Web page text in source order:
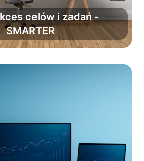
celów i zadań -
SMARTERplanów o 90%.